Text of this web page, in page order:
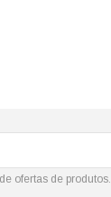
ofertas de produtos.